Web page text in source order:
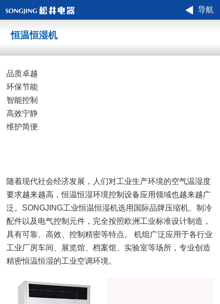
导航
恒温恒湿机
品质卓越
环保节能
智能控制
高效宁静
维护简便
随着现代社会经济发展，人们对工业生产环境的空气温湿度
要求越来越高，恒温恒湿环境控制设备应用领域也越来越广
泛。SONGJING工业恒温恒湿机选用国际品牌压缩机、制冷
配件以及电气控制元件，完全按照欧洲工业标准设计制造，
具有可靠、高效、控制精密等特点。 机组广泛应用于各行业
工业厂房车间、展览馆、档案馆、实验室等场所，专业创造
精密恒温恒湿的工业空调环境。